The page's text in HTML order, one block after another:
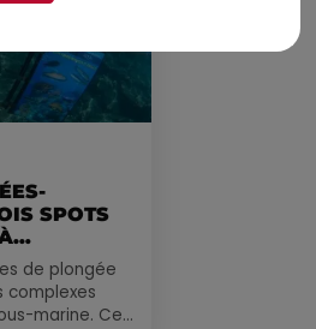
SPOTS
de plongée
complexes
marine. Cet